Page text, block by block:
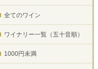
全てのワイン
ワイナリー一覧（五十音順）
1000円未満